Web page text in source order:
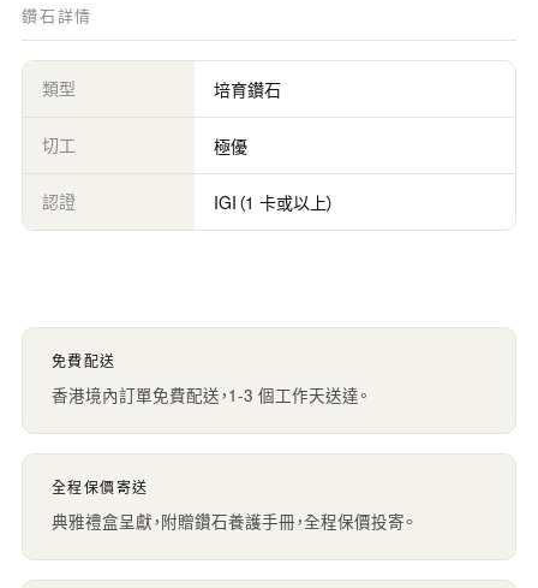
鑽石詳情
類型 培育鑽石
切工 極優
認證 IGI（1 卡或以上）
免費配送
香港境內訂單免費配送，1-3 個工作天送達。
全程保價寄送
典雅禮盒呈獻，附贈鑽石養護手冊，全程保價投寄。